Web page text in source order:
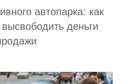
автопарка: как
деньги